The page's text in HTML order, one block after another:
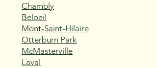
Chambly
Beloeil
Mont-Saint-Hilaire
Otterburn Park
McMasterville
Laval